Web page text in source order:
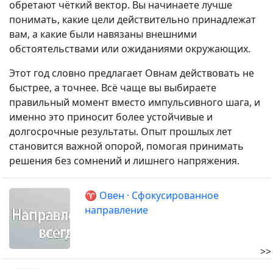
обретают чёткий вектор. Вы начинаете лучше
понимать, какие цели действительно принадлежат
вам, а какие были навязаны внешними
обстоятельствами или ожиданиями окружающих.
Этот год словно предлагает Овнам действовать не
быстрее, а точнее. Всё чаще вы выбираете
правильный момент вместо импульсивного шага, и
именно это приносит более устойчивые и
долгосрочные результаты. Опыт прошлых лет
становится важной опорой, помогая принимать
решения без сомнений и лишнего напряжения.
♈ Овен · Сфокусированное
направление
>>